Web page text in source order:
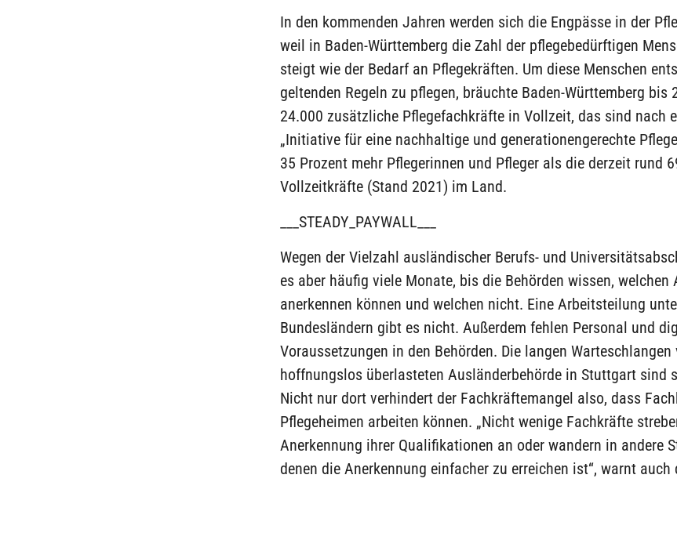
In den kommenden Jahren werden sich die Engpässe in der
weil in Baden-Württemberg die Zahl der pflegebedürftigen
steigt wie der Bedarf an Pflegekräften. Um diese Menschen
geltenden Regeln zu pflegen, bräuchte Baden-Württemberg bis
24.000 zusätzliche Pflegefachkräfte in Vollzeit, das sind nach
„Initiative für eine nachhaltige und generationengerechte
35 Prozent mehr Pflegerinnen und Pfleger als die derzeit rund
Vollzeitkräfte (Stand 2021) im Land.
___STEADY_PAYWALL___
Wegen der Vielzahl ausländischer Berufs- und
es aber häufig viele Monate, bis die Behörden wissen, welchen
anerkennen können und welchen nicht. Eine Arbeitsteilung
Bundesländern gibt es nicht. Außerdem fehlen Personal und
Voraussetzungen in den Behörden. Die langen Warteschlangen
hoffnungslos überlasteten Ausländerbehörde in Stuttgart sind
Nicht nur dort verhindert der Fachkräftemangel also, dass
Pflegeheimen arbeiten können. „Nicht wenige Fachkräfte
Anerkennung ihrer Qualifikationen an oder wandern in andere
denen die Anerkennung einfacher zu erreichen ist“, warnt auch